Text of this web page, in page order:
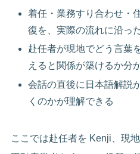
着任・業務すり合わせ・
復を、実際の流れに沿っ
赴任者が現地でどう言葉
えると関係が築けるか分
会話の直後に日本語解説
くのかが理解できる
ここでは赴任者を Kenji、現